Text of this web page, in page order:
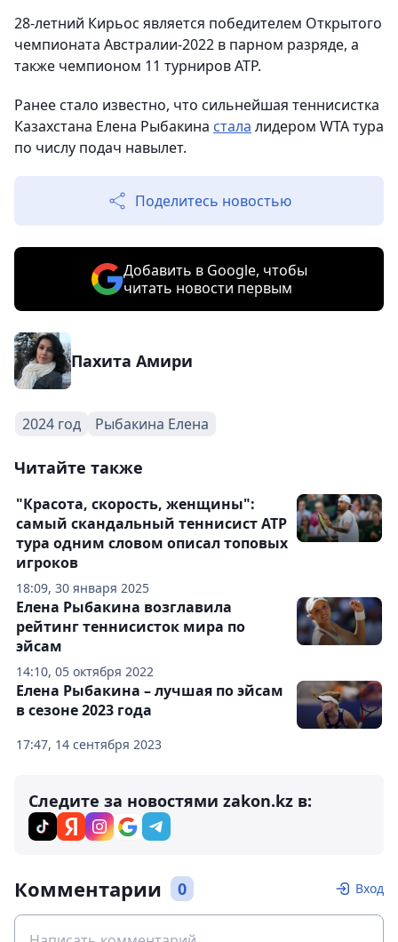
28-летний Кирьос является победителем Открытого
чемпионата Австралии-2022 в парном разряде, а
также чемпионом 11 турниров ATP.
Ранее стало известно, что сильнейшая теннисистка
Казахстана Елена Рыбакина стала лидером WTA тура
по числу подач навылет.
Поделитесь новостью
Добавить в Google, чтобы
читать новости первым
Пахита Амири
2024 год Рыбакина Елена
Читайте также
18:09, 30 января 2025
"Красота, скорость, женщины":
самый скандальный теннисист АТР
тура одним словом описал топовых
игроков
14:10, 05 октября 2022
Елена Рыбакина возглавила
рейтинг теннисисток мира по
эйсам
17:47, 14 сентября 2023
Елена Рыбакина – лучшая по эйсам
в сезоне 2023 года
Следите за новостями zakon.kz в:
Комментарии 0 Вход